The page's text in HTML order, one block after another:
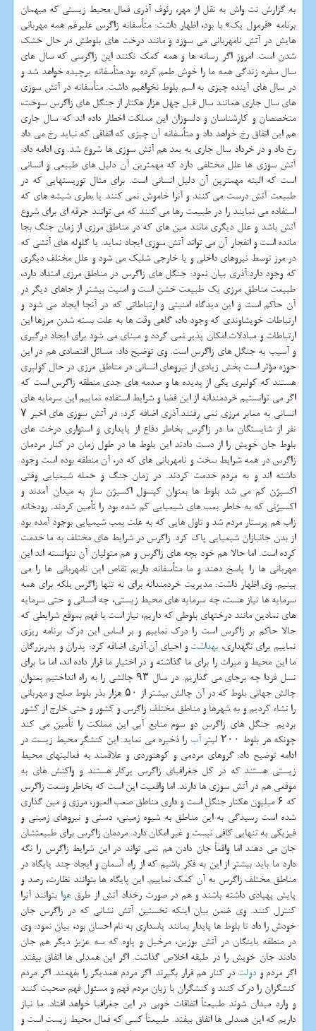
به گزارش نت واش به نقل از مهر، رئوف آذری فعال محیط زیستی که میهمان
برنامه «فرمول یک» با بود، اظهار داشت: متأسفانه زاگرس علیرغم همه مهربانی
هایش در آتش نامهربانی می سوزد و مانند درخت های بلوطش در حال خشک
شدن است. امروز اگر رسانه ها و همه کمک نکنند این زاگرسی که سال های
سال سفره زندگی همه ما را خوش طعم کرده بود متأسفانه برچیده خواهد شد و
در سال های آینده چیزی به اسم بلوط نخواهیم داشت. متأسفانه در آتش سوزی
های سال جاری همانند سال قبل چهل هزار هکتار از جنگل های زاگرس سوخت،
متخصصان و کارشناسان و دلسوزان این مملکت اخطار داده اند که سال جاری
هم این اتفاق رخ خواهد داد و متأسفانه آن چیزی که اتفاقی که نباید رخ می داد
رخ داد و در خرداد سال جاری به بعد هم آتش سوزی ها شروع شد. وی ادامه داد:
آتش سوزی ها علل مختلفی دارد که مهمترین آن دلیل های طبیعی و انسانی
است که البته مهمترین آن دلیل انسانی است. برای مثال توریستهایی که در
طبیعت آتش درست می کنند و آنرا خاموش نمی کنند یا بطری شیشه های که
استفاده می نمایند را در طبیعت رها می کنند که می توانند جرقه ای برای شروع
آتش باشد و علل دیگری مانند مین های که در مناطق مرزی از زمان جنگ بجا
مانده است و انفجار آن می تواند آتش سوزی ایجاد نماید. یا گلوله های آتشی که
در مرز توسط نیروهای داخلی و یا خارجی شلیک می شود و علل مختلف دیگری
که وجود دارد.آذری بیان نمود: جنگل های زاگرس در مناطق مرزی امتداد دارد،
طبیعت مناطق مرزی یک طبیعت خشن است و امنیت بیشتر از جاهای دیگر در
آن حاکم است و این دیدگاه امنیتی و ارتباطاتی که در آنجا ایجاد می شود و
ارتباطات خویشاوندی که وجود داد، گاهی وقت ها به علت بسته شدن مرزها این
ارتباطات و مبادلات امکان پذیر نمی گردد و مبنای می شود برای ایجاد درگیری
و آسیب به جنگل های زاگرس است. وی توضیح داد: مسائل اقتصادی هم در این
حوزه مؤثر است بخش زیادی از نیروهای انسانی در مناطق مرزی در حال کولبری
هستند که کولبری یکی از پدیده ها و صدمه های جدی منطقه زاگرس است که
اگر می توانستیم خردمندانه از این فضا و شرایط استفاده نماییم این سرمایه های
انسانی به معابر مرزی نمی رفتند.آذری اضافه کرد: در آتش سوزی های اخیر ۷
نفر از شایستگان ما در زاگرس بخاطر دفاع از پایداری و استواری درخت های
بلوط جان خویش را از دست دادند این بلوط ها در طول زمان در کنار مردمان
زاگرس در همه شرایط سخت و نامهربانی های که در، آن منطقه بوده است وجود
داشته اند و به مردم خدمت کردند. در زمان جنگ و حمله شیمیایی وقتی
اکسیژن کم می شد بلوط ها بعنوان کپسول اکسیژن ساز به میدان آمدند و
اکسیژنی که به خاطر بمب های شیمیایی کم شده بود را تأمین کردند. رودخانه
زاب هم پرستار مردم شد و تاول هایی که به علت بمب شیمیایی بوجود آمده بود
از بدن جانبازان شیمیایی پاک کرد. زاگرس در شرایط های مختلف به ما خدمت
کرده است. اما حالا هم خود بچه های زاگرس و هم متولیان آن نتوانسته اند این
مهربانی ها را پاسخ دهند و ما متأسفانه داریم تقاص این نامهربانی ها را می
بینیم. وی اظهار داشت: مدیریت خردمندانه برای نه تنها زاگرس بلکه برای همه
سرمایه ها نیاز هست، چه سرمایه های محیط زیستی، چه انسانی و حتی سرمایه
های نمادین مانند درختهای بلوطی که داریم، نیاز است با فهم بموقع شرایطی که
حالا حاکم بر زاگرس است را درک نماییم و بر اساس این درک برنامه ریزی
نماییم برای نگهداری، بهداشتو احیای آن.آذری اضافه کرد: پدران و پدربزرگان
ما این محیط و میراث را برای ما گذاشته و در اختیار ما قرار داده اند، اما ما برای
نسل فردا چه برجای می گذاریم. در سال ۹۳ چالشی را به راه انداختیم بعنوان
چالش جهانی بلوط که در آن چالش بیشتر از ۵۰ هزار بذر بلوط صلح و مهربانی
را نشاء کردیم و به شهرها و مناطق مختلف زاگرس و کشور و حتی خارج از کشور
بردیم. جنگل های زاگرس دو سوم منابع آبی این مملکت را تأمین می کند
چونکه هر بلوط ۲۰۰ لیتر
آب را ذخیره می نماید. این کنشگر محیط زیست در
ادامه توضیح داد: گروهای مردمی و کوهنوردی و علاقمند به فعالیتهای محیط
زیستی هستند که در کل جغرافیای زاگرس پرکار هستند و واکنش های به
موقعی هم در آتش سوزی ها دارند. اما واقعیت این است که بخاطر وسعت زاگرس
که ۶ میلیون هکتار جنگل است و داری مناطق صعب العبور، مرزی و مین گذاری
شده است رسیدگی به این مناطق به شیوه زمینی، دستی و نیروهای زمینی و
فیزیکی به تنهایی کافی نیست و غیر امکان دارد. مردمان زاگرس برای طبیعتشان
جان می دهند اما واقعاً جان دادن هم نمی تواند در این شرایط زاگرس را نگه
دارد ما باید بیشتر از این به فکر باشیم که از راه آسمان و ایجاد چند پایگاه در
مناطق مختلف زاگرس به آن کمک نماییم. این پایگاه ها بتوانند نظارت، رصد و
پایش پهپادی داشته باشند و هم در صورت رخداد آتش از طرقهوا بتوانند آنرا
کنترل کنند. وی ضمن بیان اینکه نخستین آتش نشانی که در زاگرس جان
خودش را داد تا بلوط ها پایدار بمانند پاسداری به نام احسان بود، بیان نمود: وی
در منطقه باینگان در آتش بوزین، مرخیل و پاوه که سه عزیز دیگر هم جان
دادند جان خویش را در طبقه اخلاص گذاشت. اگر این همدلی ها اتفاق بیفتد.
اگر مردم و دولت در کنار هم قرار بگیرند. اگر مردم همدیگر را بفهمند. اگر مردم
کنشگران را درک کنند و کنشگران با زبان مردم فهم و مسئول فهم صحبت کنند
و وارد میدان شوند طبیعتاً اتفاقات خوبی در این جغرافیا خواهد افتاد. ما نیاز
داریم که این همدلی ها اتفاق بیفتد. طبیعتاً کسی که فعال محیط زیست است و